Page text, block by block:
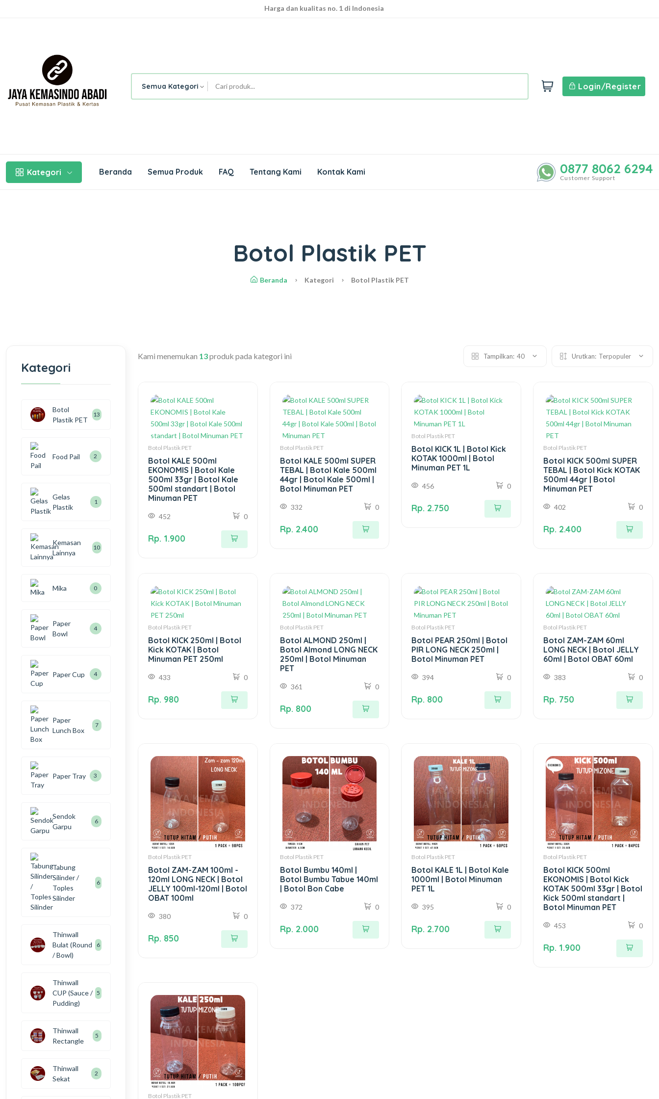
Harga dan kualitas no. 1 di Indonesia
Semua Kategori Login/Register
Kategori Beranda Semua Produk FAQ Tentang Kami Kontak Kami 0877 8062 6294
Customer Support
Botol Plastik PET
Beranda Kategori Botol Plastik PET
Kami menemukan 13produk pada kategori ini Tampilkan: 40 Urutkan: Terpopuler
Botol Plastik PET
Botol KALE 500ml
EKONOMIS | Botol Kale
500ml 33gr | Botol Kale
500ml standart | Botol
Minuman PET
452 0
Rp. 1.900
Botol Plastik PET
Botol KALE 500ml SUPER
TEBAL | Botol Kale 500ml
44gr | Botol Kale 500ml |
Botol Minuman PET
332 0
Rp. 2.400
Botol Plastik PET
Botol KICK 1L | Botol Kick
KOTAK 1000ml | Botol
Minuman PET 1L
456 0
Rp. 2.750
Botol Plastik PET
Botol KICK 500ml SUPER
TEBAL | Botol Kick KOTAK
500ml 44gr | Botol
Minuman PET
402 0
Rp. 2.400
Botol Plastik PET
Botol KICK 250ml | Botol
Kick KOTAK | Botol
Minuman PET 250ml
433 0
Rp. 980
Botol Plastik PET
Botol ALMOND 250ml |
Botol Almond LONG NECK
250ml | Botol Minuman
PET
361 0
Rp. 800
Botol Plastik PET
Botol PEAR 250ml | Botol
PIR LONG NECK 250ml |
Botol Minuman PET
394 0
Rp. 800
Botol Plastik PET
Botol ZAM-ZAM 60ml
LONG NECK | Botol JELLY
60ml | Botol OBAT 60ml
383 0
Rp. 750
Botol Plastik PET
Botol ZAM-ZAM 100ml -
120ml LONG NECK | Botol
JELLY 100ml-120ml | Botol
OBAT 100ml
380 0
Rp. 850
Botol Plastik PET
Botol Bumbu 140ml |
Botol Bumbu Tabue 140ml
| Botol Bon Cabe
372 0
Rp. 2.000
Botol Plastik PET
Botol KALE 1L | Botol Kale
1000ml | Botol Minuman
PET 1L
395 0
Rp. 2.700
Botol Plastik PET
Botol KICK 500ml
EKONOMIS | Botol Kick
KOTAK 500ml 33gr | Botol
Kick 500ml standart |
Botol Minuman PET
453 0
Rp. 1.900
Botol Plastik PET
Kategori
Botol
Plastik PET
13
Food Pail 2
Gelas
Plastik
1
Kemasan
Lainnya
10
Mika 0
Paper
Bowl
4
Paper Cup 4
Paper
Lunch Box
7
Paper Tray 3
Sendok
Garpu
6
Tabung
Silinder /
Toples
Silinder
6
Thinwall
Bulat (Round
/ Bowl)
6
Thinwall
CUP (Sauce /
Pudding)
5
Thinwall
Rectangle
5
Thinwall
Sekat
2